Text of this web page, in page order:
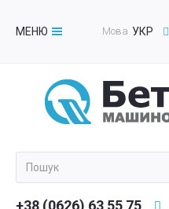
МЕНЮ
Toggle
Мова УКР
+38 (0626) 63 55 75